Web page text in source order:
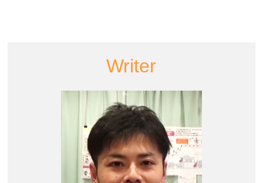
Writer